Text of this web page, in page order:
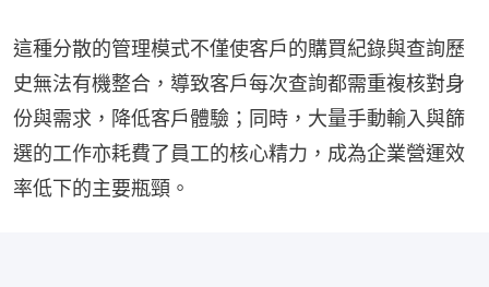
這種分散的管理模式不僅使客戶的購買紀錄與查詢歷
史無法有機整合，導致客戶每次查詢都需重複核對身
份與需求，降低客戶體驗；同時，大量手動輸入與篩
選的工作亦耗費了員工的核心精力，成為企業營運效
率低下的主要瓶頸。